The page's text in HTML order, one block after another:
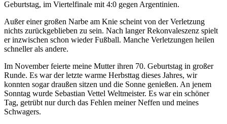
Geburtstag, im Viertelfinale mit 4:0 gegen Argentinien.
Außer einer großen Narbe am Knie scheint von der Verletzung
nichts zurückgeblieben zu sein. Nach langer Rekonvaleszenz spielt
er inzwischen schon wieder Fußball. Manche Verletzungen heilen
schneller als andere.
Im November feierte meine Mutter ihren 70. Geburtstag in großer
Runde. Es war der letzte warme Herbsttag dieses Jahres, wir
konnten sogar draußen sitzen und die Sonne genießen. An jenem
Sonntag wurde Sebastian Vettel Weltmeister. Es war ein schöner
Tag, getrübt nur durch das Fehlen meiner Neffen und meines
Schwagers.